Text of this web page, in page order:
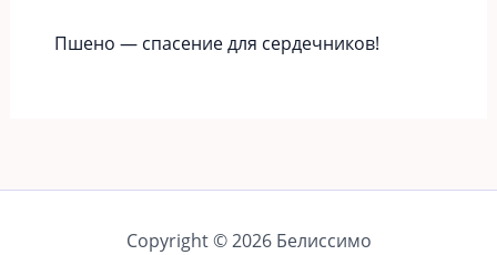
Пшено — спасение для сердечников!
Copyright © 2026 Белиссимо